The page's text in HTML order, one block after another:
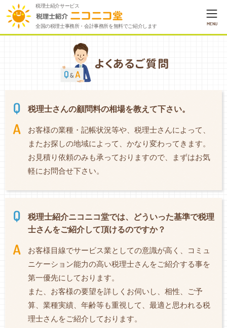
税理士紹介サービス
全国の税理士事務所・会計事務所を無料でご紹介します MENU
税理士さんの顧問料の相場を教えて下さい。
お客様の業種・記帳状況等や、税理士さんによって、
またお探しの地域によって、かなり変わってきます。
お見積り依頼のみも承っておりますので、まずはお気
軽にお問合せ下さい。
税理士紹介ニコニコ堂では、どういった基準で税理
士さんをご紹介して頂けるのですか？
お客様目線でサービス業としての意識が高く、コミュ
ニケーション能力の高い税理士さんをご紹介する事を
第一優先にしております。
また、お客様の要望を詳しくお伺いし、相性、ご予
算、業種実績、年齢等も重視して、最適と思われる税
理士さんをご紹介しております。